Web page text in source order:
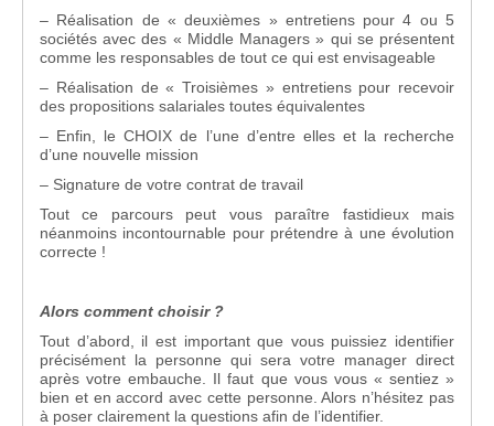
– Réalisation de « deuxièmes » entretiens pour 4 ou 5
sociétés avec des « Middle Managers » qui se présentent
comme les responsables de tout ce qui est envisageable
– Réalisation de « Troisièmes » entretiens pour recevoir
des propositions salariales toutes équivalentes
– Enfin, le CHOIX de l’une d’entre elles et la recherche
d’une nouvelle mission
– Signature de votre contrat de travail
Tout ce parcours peut vous paraître fastidieux mais
néanmoins incontournable pour prétendre à une évolution
correcte !
Alors comment choisir ?
Tout d’abord, il est important que vous puissiez identifier
précisément la personne qui sera votre manager direct
après votre embauche. Il faut que vous vous « sentiez »
bien et en accord avec cette personne. Alors n’hésitez pas
à poser clairement la questions afin de l’identifier.